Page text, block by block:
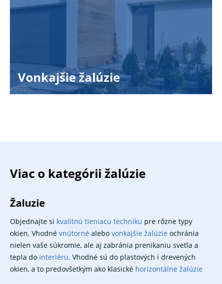
Vonkajšie žalúzie
Viac o kategórii žalúzie
Žaluzie
Objednajte si kvalitnú tieniacu techniku ​​pre rôzne typy
okien. Vhodné vnútorné alebo vonkajšie žalúzie ochránia
nielen vaše súkromie, ale aj zabránia prenikaniu svetla a
tepla do interiéru. Vhodné sú do plastových i drevených
okien, a to predovšetkým ako klasické horizontálne žalúzie